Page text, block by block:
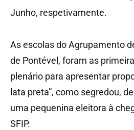
Junho, respetivamente.
As escolas do Agrupamento
de Pontével, foram as
plenário para apresentar
lata preta”, como segredou,
uma pequenina eleitora à
SFIP.